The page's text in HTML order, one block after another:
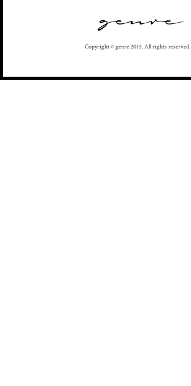
Copyright © genre 2015. All rights reserved.